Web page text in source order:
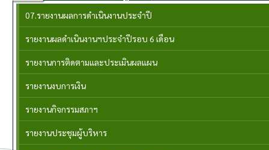
07.รายงานผลการดำเนินงานประจำปี
รายงานผลดำเนินงานฯประจำปีรอบ 6 เดือน
รายงานการติดตามและประเมินผลแผน
รายงานงบการเงิน
รายงานกิจกรรมสภาฯ
รายงานประชุมผู้บริหาร